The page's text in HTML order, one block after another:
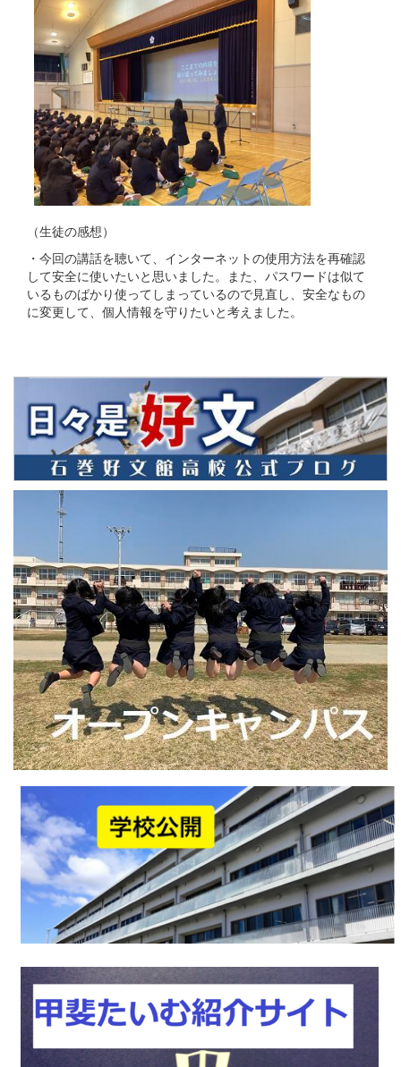
（生徒の感想）
・今回の講話を聴いて、インターネットの使用方法を再確認
して安全に使いたいと思いました。また、パスワードは似て
いるものばかり使ってしまっているので見直し、安全なもの
に変更して、個人情報を守りたいと考えました。